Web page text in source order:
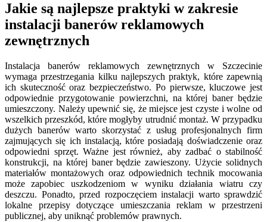
Jakie są najlepsze praktyki w zakresie
instalacji banerów reklamowych
zewnętrznych
Instalacja banerów reklamowych zewnętrznych w Szczecinie
wymaga przestrzegania kilku najlepszych praktyk, które zapewnią
ich skuteczność oraz bezpieczeństwo. Po pierwsze, kluczowe jest
odpowiednie przygotowanie powierzchni, na której baner będzie
umieszczony. Należy upewnić się, że miejsce jest czyste i wolne od
wszelkich przeszkód, które mogłyby utrudnić montaż. W przypadku
dużych banerów warto skorzystać z usług profesjonalnych firm
zajmujących się ich instalacją, które posiadają doświadczenie oraz
odpowiedni sprzęt. Ważne jest również, aby zadbać o stabilność
konstrukcji, na której baner będzie zawieszony. Użycie solidnych
materiałów montażowych oraz odpowiednich technik mocowania
może zapobiec uszkodzeniom w wyniku działania wiatru czy
deszczu. Ponadto, przed rozpoczęciem instalacji warto sprawdzić
lokalne przepisy dotyczące umieszczania reklam w przestrzeni
publicznej, aby uniknąć problemów prawnych.